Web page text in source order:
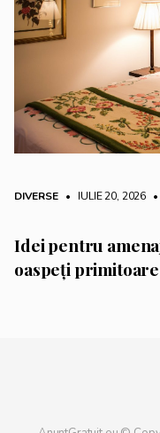
DIVERSE • IULIE 20, 2026 •
Idei pentru
oaspeți primitoare